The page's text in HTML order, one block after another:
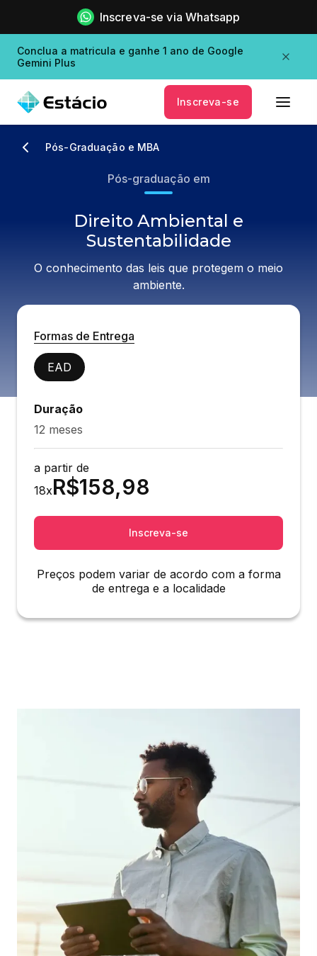
Inscreva-se via Whatsapp
Conclua a matricula e ganhe 1 ano de Google
Gemini Plus
Inscreva-se
Pós-Graduação e MBA
Pós-graduação em
Direito Ambiental e
Sustentabilidade
O conhecimento das leis que protegem o meio
ambiente.
Formas de Entrega
EAD
Duração
12 meses
a partir de
18xR$158,98
Inscreva-se
Preços podem variar de acordo com a forma
de entrega e a localidade